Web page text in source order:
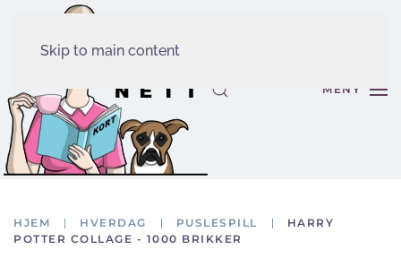
Skip to main content
MENY
HJEM HVERDAG PUSLESPILL
HARRY
POTTER COLLAGE - 1000 BRIKKER